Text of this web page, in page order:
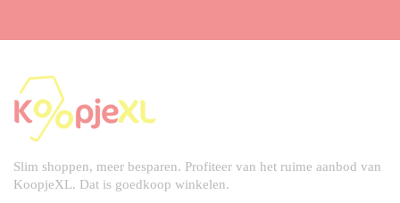
Slim shoppen, meer besparen. Profiteer van het ruime aanbod van
KoopjeXL. Dat is goedkoop winkelen.